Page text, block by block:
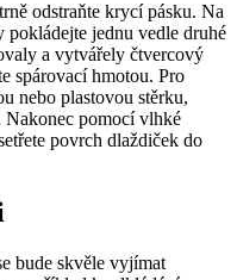
odstraňte krycí pásku. Na
pokládejte jednu vedle druhé
a vytvářely čtvercový
spárovací hmotou. Pro
nebo plastovou stěrku,
Nakonec pomocí vlhké
povrch dlaždiček do
bude skvěle vyjímat